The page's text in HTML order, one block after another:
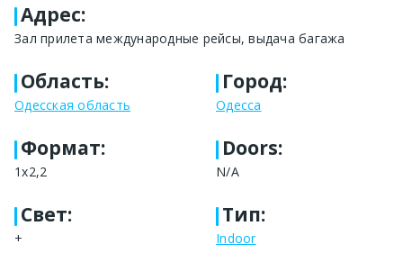
Адрес:
Зал прилета международные рейсы, выдача багажа
Область:
Одесская область
Город:
Одесса
Формат:
1х2,2
Doors:
N/A
Свет:
+
Тип:
Indoor